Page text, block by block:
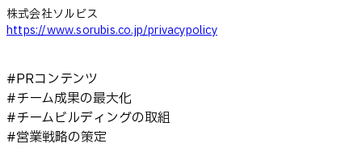
株式会社ソルビス
https://www.sorubis.co.jp/privacypolicy
#PRコンテンツ
#チーム成果の最大化
#チームビルディングの取組
#営業戦略の策定